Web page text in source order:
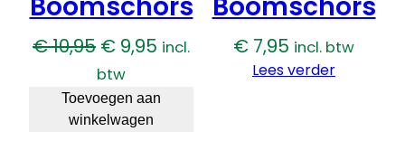
Boomschors
€10,95 Oorspronkelijke
prijs
was:
€ 10,95.
€ 9,95 Huidige
is:
incl.
btw
Toevoegen aan
winkelwagen
Boomschors
€ 7,95 incl. btw
Lees verder